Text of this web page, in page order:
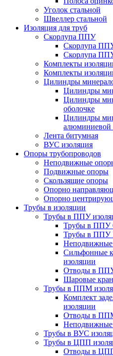
Уголок стальной
Швеллер стальной
Изоляция для труб
Скорлупа ППУ
Скорлупа
Скорлупа
Комплекты
Комплекты
Цилиндры
Цилиндры
Цилиндры
оболочке
Цилиндры
алюминиевой
Лента битумная
ВУС изоляция
Опоры трубопроводов
Неподвижные
Подвижные опоры
Скользящие опоры
Опорно
Опорно
Трубы в изоляции
Трубы в ППУ
Трубы в
Трубы в ППУ
Сильфонные
изоляции
Отводы в
Шаровые
Трубы в ППМ
Комплект
изоляции
Отводы в
Трубы в ВУС
Трубы в ЦПП
Отводы в